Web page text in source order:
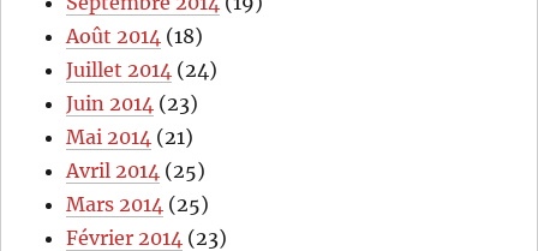
Août 2014 (18)
Juillet 2014 (24)
Juin 2014 (23)
Mai 2014 (21)
Avril 2014 (25)
Mars 2014 (25)
Février 2014 (23)